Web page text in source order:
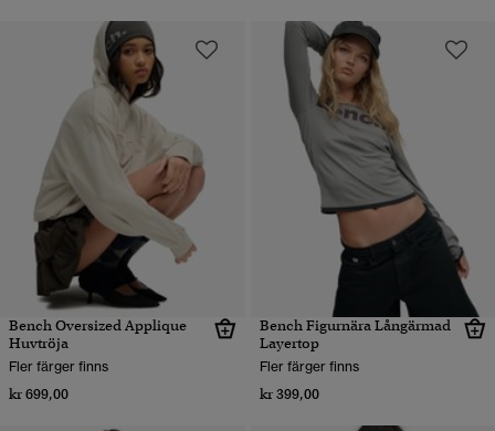
Bench Oversized Applique
Huvtröja
Fler färger finns
kr 699,00
Bench Figurnära Långärmad
Layertop
Fler färger finns
kr 399,00